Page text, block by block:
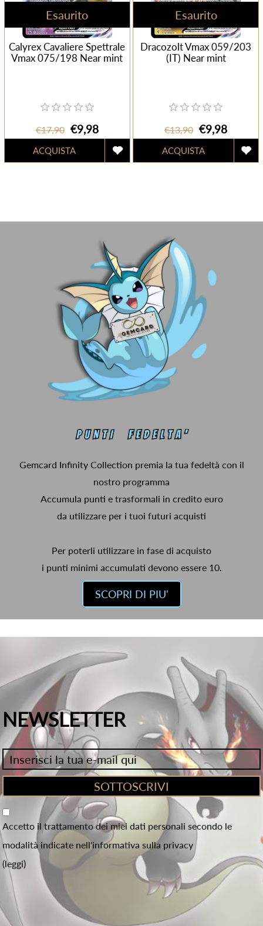
Esaurito
Calyrex Cavaliere Spettrale
Vmax 075/198 Near mint
€17,90 €9,98
Esaurito
Dracozolt Vmax 059/203
(IT) Near mint
€13,90 €9,98
Gemcard Infinity Collection premia la tua fedeltà con il
nostro programma
Accumula punti e trasformali in credito euro
da utilizzare per i tuoi futuri acquisti
Per poterli utilizzare in fase di acquisto
i punti minimi accumulati devono essere 10.
SCOPRI DI PIU'
NEWSLETTER
Accetto il trattamento dei miei dati personali secondo le
modalità indicate nell'informativa sulla privacy
(leggi)